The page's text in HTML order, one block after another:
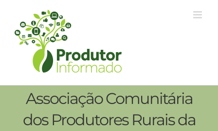
conteúdo
Associação Comunitária
dos Produtores Rurais da